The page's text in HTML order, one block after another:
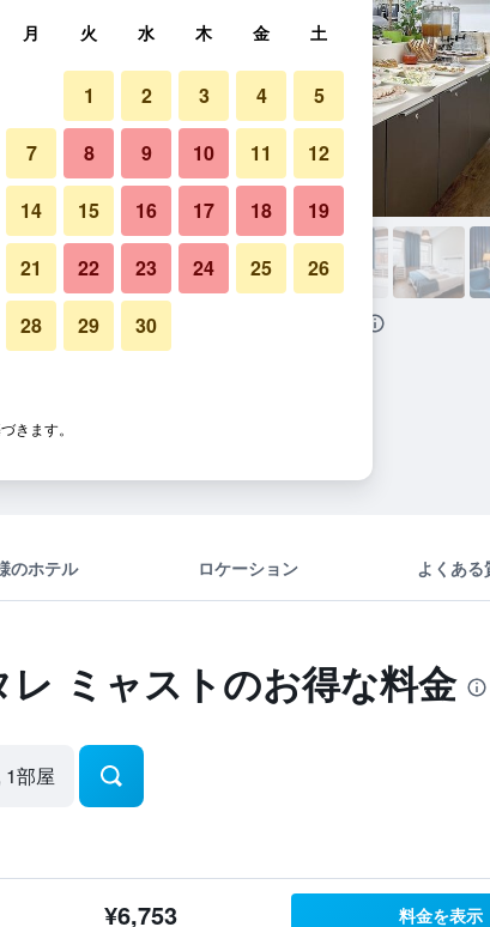
ビュッフェ
ホテル トラフィック ポズナン スタレ ミャストの写真
のホテル ロケーション よくある
ミャストのお得な料金
1​部屋
¥6,753 料金を表示
月 火 水 木 金 土
1 2 3 4 5
7 8 9 10 11 12
14 15 16 17 18 19
21 22 23 24 25 26
28 29 30
きます。